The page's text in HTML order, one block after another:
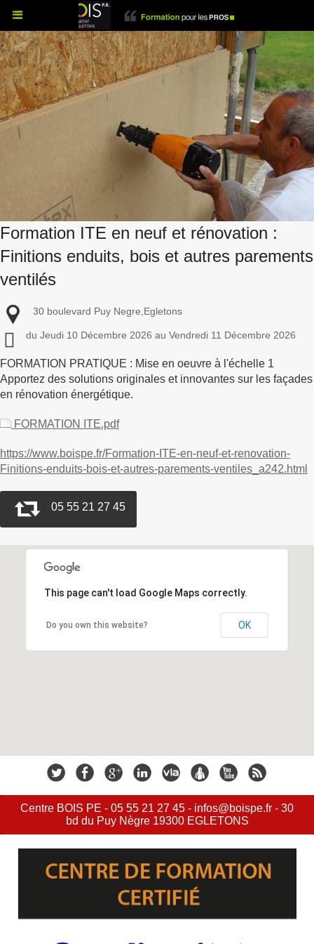
Formation ITE en neuf et rénovation :
Finitions enduits, bois et autres parements
ventilés
30 boulevard Puy Negre,Egletons
du Jeudi 10 Décembre 2026 au Vendredi 11 Décembre 2026
FORMATION PRATIQUE : Mise en oeuvre à l'échelle 1
Apportez des solutions originales et innovantes sur les façades
en rénovation énergétique.
FORMATION ITE.pdf
https://www.boispe.fr/Formation-ITE-en-neuf-et-renovation-
Finitions-enduits-bois-et-autres-parements-ventiles_a242.html
05 55 21 27 45
This page can't load Google Maps correctly.
Do you own this website? OK
Centre BOIS PE - 05 55 21 27 45 - infos@boispe.fr - 30
bd du Puy Nègre 19300 EGLETONS